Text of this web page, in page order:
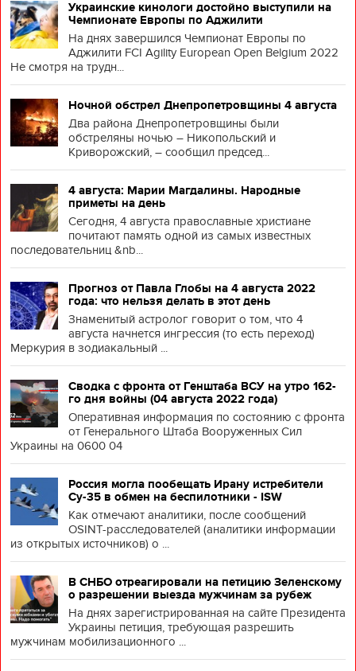
Украинские кинологи достойно выступили на
Чемпионате Европы по Аджилити
На днях завершился Чемпионат Европы по
Аджилити FCI Agility European Open Belgium 2022
Не смотря на трудн...
Ночной обстрел Днепропетровщины 4 августа
Два района Днепропетровщины были
обстреляны ночью – Никопольский и
Криворожский, – сообщил председ...
4 августа: Марии Магдалины. Народные
приметы на день
Сегодня, 4 августа православные христиане
почитают память одной из самых известных
последовательниц &nb...
Прогноз от Павла Глобы на 4 августа 2022
года: что нельзя делать в этот день
Знаменитый астролог говорит о том, что 4
августа начнется ингрессия (то есть переход)
Меркурия в зодиакальный ...
Сводка с фронта от Генштаба ВСУ на утро 162-
го дня войны (04 августа 2022 года)
Оперативная информация по состоянию с фронта
от Генерального Штаба Вооруженных Сил
Украины на 0600 04
Россия могла пообещать Ирану истребители
Су-35 в обмен на беспилотники - ISW
Как отмечают аналитики, после сообщений
OSINT-расследователей (аналитики информации
из открытых источников) о ...
В СНБО отреагировали на петицию Зеленскому
о разрешении выезда мужчинам за рубеж
На днях зарегистрированная на сайте Президента
Украины петиция, требующая разрешить
мужчинам мобилизационного ...